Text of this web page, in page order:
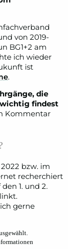
von 2019-
BG1+2 am
ich wieder
ist
.
die
findest
Kommentar
bzw. im
recherchiert
1. und 2.
gerne